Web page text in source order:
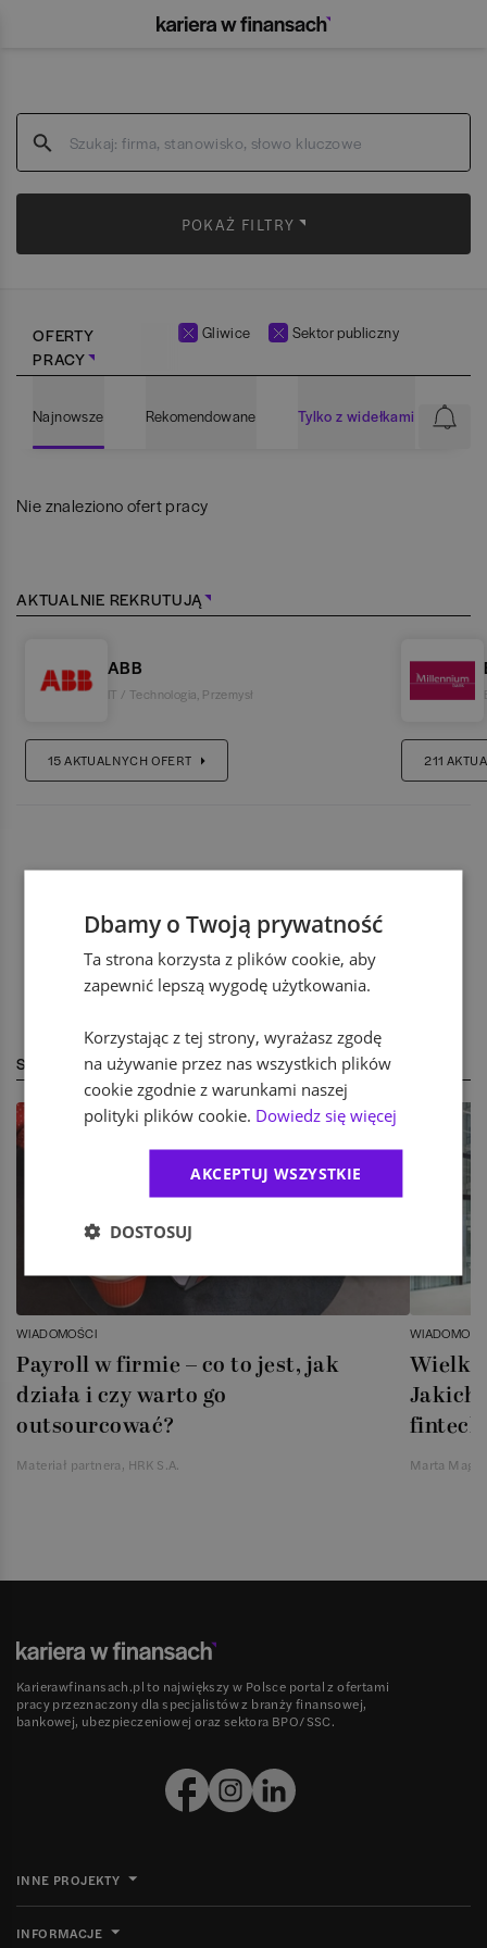
POKAŻ FILTRY
OFERTY
PRACY
Gliwice Sektor publiczny
Najnowsze Rekomendowane Tylko z widełkami
Nie znaleziono ofert pracy
AKTUALNIE REKRUTUJĄ
ABB
IT / Technologia Przemysł
15AKTUALNYCH OFERT 211
STREFA EKSPERTA
WIADOMOŚCI
Payroll w firmie – co to jest, jak
działa i czy warto go
outsourcować?
Materiał partnera, HRK S.A.
Jakich
Marta
Karierawfinansach.pl to największy w Polsce portal z ofertami
pracy przeznaczony dla specjalistów z branży finansowej,
bankowej, ubezpieczeniowej oraz sektora BPO/SSC.
INNE PROJEKTY
INFORMACJE
Dbamy o Twoją prywatność
Ta strona korzysta z plików cookie, aby
zapewnić lepszą wygodę użytkowania.
Korzystając z tej strony, wyrażasz zgodę
na używanie przez nas wszystkich plików
cookie zgodnie z warunkami naszej
polityki plików cookie. Dowiedz się więcej
AKCEPTUJ WSZYSTKIE
DOSTOSUJ